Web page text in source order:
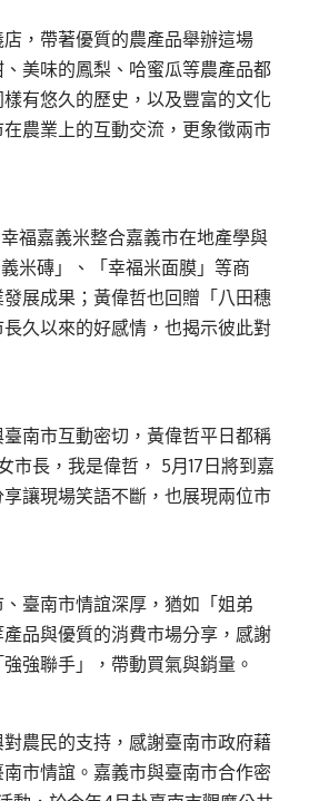
，帶著優質的農產品舉辦這場
美味的鳳梨、哈蜜瓜等農產品都
有悠久的歷史，以及豐富的文化
農業上的互動交流，更象徵兩市
福嘉義米整合嘉義市在地產學與
米磚」、「幸福米面膜」等商
展成果；黃偉哲也回贈「八田穗
久以來的好感情，也揭示彼此對
南市互動密切，黃偉哲平日都稱
長，我是偉哲， 5月17日將到嘉
讓現場笑語不斷，也展現兩位市
臺南市情誼深厚，猶如「姐弟
品與優質的消費市場分享，感謝
強聯手」，帶動買氣與銷量。
農民的支持，感謝臺南市政府藉
市情誼。嘉義市與臺南市合作密